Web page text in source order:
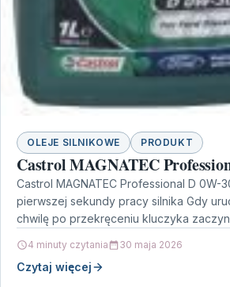
OLEJE SILNIKOWE PRODUKT
Castrol MAGNATEC
Castrol MAGNATEC Professional D 0W-
pierwszej sekundy pracy silnika Gdy
chwilę po przekręceniu kluczyka
4 minuty czytania 30 maja 2026
Czytaj więcej